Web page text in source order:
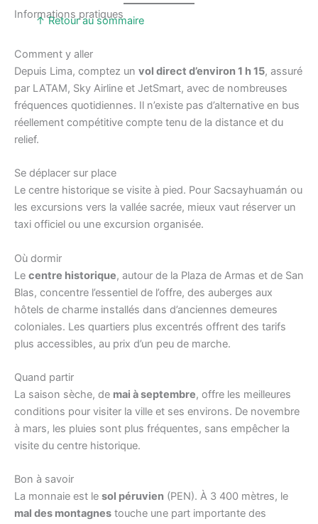
Informations pratiques
↑ Retour au sommaire
Comment y aller
Depuis Lima, comptez un vol direct d’environ 1 h 15, assuré
par LATAM, Sky Airline et JetSmart, avec de nombreuses
fréquences quotidiennes. Il n’existe pas d’alternative en bus
réellement compétitive compte tenu de la distance et du
relief.
Se déplacer sur place
Le centre historique se visite à pied. Pour Sacsayhuamán ou
les excursions vers la vallée sacrée, mieux vaut réserver un
taxi officiel ou une excursion organisée.
Où dormir
Le centre historique, autour de la Plaza de Armas et de San
Blas, concentre l’essentiel de l’offre, des auberges aux
hôtels de charme installés dans d’anciennes demeures
coloniales. Les quartiers plus excentrés offrent des tarifs
plus accessibles, au prix d’un peu de marche.
Quand partir
La saison sèche, de mai à septembre, offre les meilleures
conditions pour visiter la ville et ses environs. De novembre
à mars, les pluies sont plus fréquentes, sans empêcher la
visite du centre historique.
Bon à savoir
La monnaie est le sol péruvien (PEN). À 3 400 mètres, le
mal des montagnes touche une part importante des